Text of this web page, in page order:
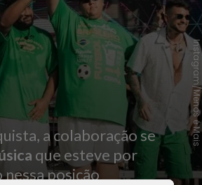
a colaboração se
que esteve por
nessa posição
Instagram/Menos é Mais